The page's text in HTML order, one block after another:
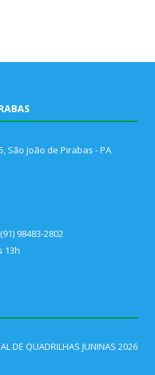
São João de Pirabas - PA
98483-2802
13h
DE QUADRILHAS JUNINAS 2026